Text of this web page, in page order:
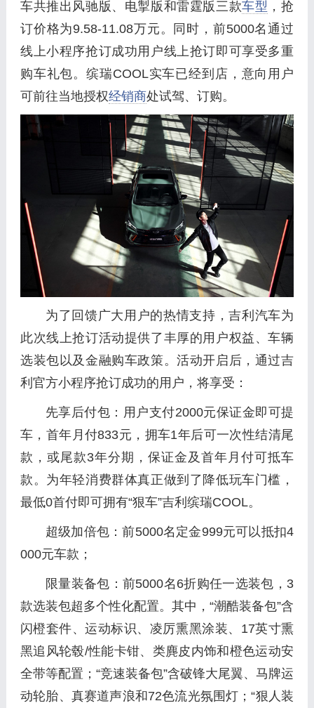
车共推出风驰版、电掣版和雷霆版三款车型 ，抢
订价格为9.58-11.08万元。同时，前5000名通过
线上小程序抢订成功用户线上抢订即可享受多重
购车礼包。缤瑞COOL实车已经到店，意向用户
可前往当地授权经销商处试驾、订购。
为了回馈广大用户的热情支持，吉利汽车为
此次线上抢订活动提供了丰厚的用户权益、车辆
选装包以及金融购车政策。活动开启后，通过吉
利官方小程序抢订成功的用户，将享受：
先享后付包：用户支付2000元保证金即可提
车，首年月付833元，拥车1年后可一次性结清尾
款，或尾款3年分期，保证金及首年月付可抵车
款。为年轻消费群体真正做到了降低玩车门槛，
最低0首付即可拥有“狠车”吉利缤瑞COOL。
超级加倍包：前5000名定金999元可以抵扣4
000元车款；
限量装备包：前5000名6折购任一选装包，3
款选装包超多个性化配置。其中，“潮酷装备包”含
闪橙套件、运动标识、凌厉熏黑涂装、17英寸熏
黑追风轮毂/性能卡钳、类麂皮内饰和橙色运动安
全带等配置；“竞速装备包”含破锋大尾翼、马牌运
动轮胎、真赛道声浪和72色流光氛围灯；“狠人装